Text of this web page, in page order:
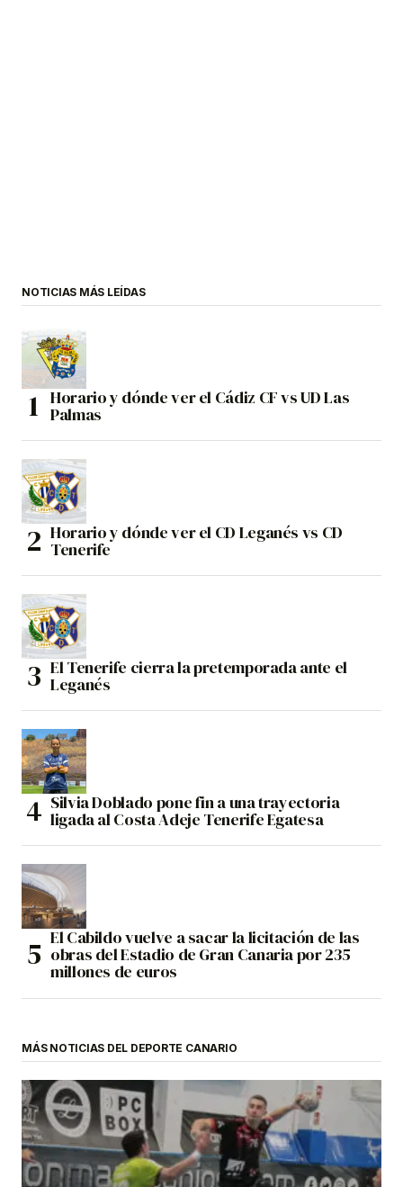
NOTICIAS MÁS LEÍDAS
Horario y dónde ver el Cádiz CF vs UD Las
Palmas
Horario y dónde ver el CD Leganés vs CD
Tenerife
El Tenerife cierra la pretemporada ante el
Leganés
Silvia Doblado pone fin a una trayectoria
ligada al Costa Adeje Tenerife Egatesa
El Cabildo vuelve a sacar la licitación de las
obras del Estadio de Gran Canaria por 235
millones de euros
MÁS NOTICIAS DEL DEPORTE CANARIO